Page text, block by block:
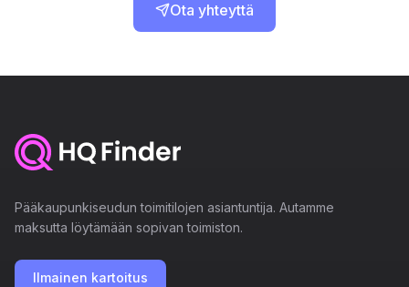
Ota yhteyttä
Pääkaupunkiseudun toimitilojen asiantuntija. Autamme
maksutta löytämään sopivan toimiston.
Ilmainen kartoitus